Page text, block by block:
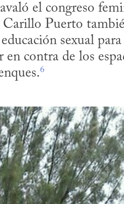
el congreso
Carillo Puerto
sexual
contra de los
6